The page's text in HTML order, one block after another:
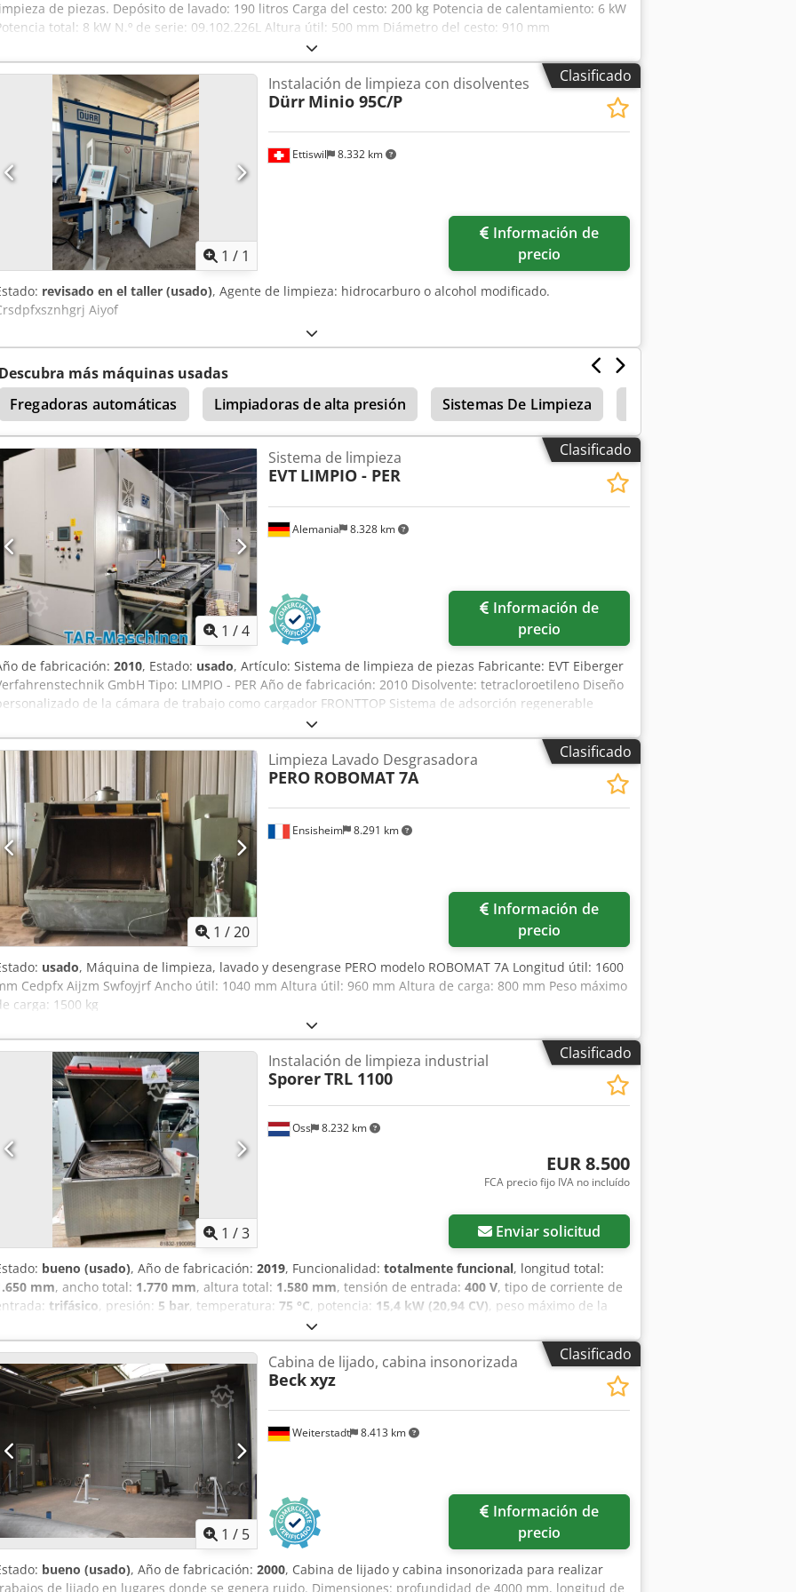
de piezas. Depósito de lavado: 190 litros Carga del cesto: 200 kg Potencia de calentamiento: 6 kW
total: 8 kW N.º de serie: 09.102.226L Altura útil: 500 mm Diámetro del cesto: 910 mm
Temperatura de calentamiento: 0-60 °C Puede visitarnos cuando desee. Con mucho gusto podemos
un servicio de transporte económico para usted. Recibirá una factura debidamente emitida.
Para clientes extranjeros, también se puede emitir una factura sin IVA. Requisito: un número de
identificación fiscal (NIF) válido. Salvo venta previa. Crsdpfx Aiezq Addoyof Visite nuestra tienda y consulte
nuestras otras ofertas. Los nombres de las empresas y las marcas comerciales mencionados son
propiedad de sus respectivos titulares y se utilizan únicamente para la identificación y descripción de los
productos. Pueden producirse desviaciones de las especificaciones técnicas, así como errores en la
descripción del artículo, y nos reservamos el derecho a modificarlas.
Clasificado
1 / 1
Ettiswil 8.332 km
Instalación de limpieza con disolventes
Dürr Minio 95C/P
precio
revisado en el taller (usado), Agente de limpieza: hidrocarburo o alcohol modificado.
Aiyof
Descubra más máquinas usadas
Fregadoras automáticas
Limpiadoras de alta presión Sistemas De Limpieza
Clasificado
1 /4
Alemania 8.328 km
Sistema de limpieza
EVT LIMPIO - PER
precio
de fabricación: 2010, Estado: usado, Artículo: Sistema de limpieza de piezas Fabricante: EVT Eiberger
GmbH Tipo: LIMPIO - PER Año de fabricación: 2010 Disolvente: tetracloroetileno Diseño
de la cámara de trabajo como cargador FRONTTOP Sistema de adsorción regenerable
Destilación continua del disolvente Sistema combinado de secado al vacío Limpieza por inmersión con
de circulación Sistema de rotación y oscilación de los cestos de piezas Sensor de límite de
concentración Control mediante pantalla táctil Unidad de diagnóstico remoto Sistema de pulverización
Csdpfx Aiozickzeysrf Segundo depósito de almacenamiento para disolventes Unidad de filtro
con secado del filtro Sistema de carga Válvulas de llenado y vaciado Conexión a la
destilación por lotes Aspiración para mantenimiento Sistema de suministro de aire comprimido autónomo
de plexiglás Conexión para la carga con rodillos Para obtener más información e
póngase en contacto con nosotros por correo electrónico: mail(at)
Clasificado
1 /20
Ensisheim 8.291 km
Limpieza Lavado Desgrasadora
PERO ROBOMAT 7A
precio
usado, Máquina de limpieza, lavado y desengrase PERO modelo ROBOMAT 7A Longitud útil: 1600
Cedpfx Aijzm Swfoyjrf Ancho útil: 1040 mm Altura útil: 960 mm Altura de carga: 800 mm Peso máximo
carga: 1500 kg
Clasificado
1 /3
Oss 8.232 km
Instalación de limpieza industrial
SporerTRL 1100
EUR 8.500
FCA precio fijo IVA no incluído
Enviar solicitud
bueno (usado), Año de fabricación: 2019, Funcionalidad: totalmente funcional, longitud total:
mm, ancho total: 1.770 mm, altura total: 1.580 mm, tensión de entrada: 400 V, tipo de corriente de
trifásico, presión: 5 bar, temperatura: 75 °C, potencia: 15,4 kW (20,94 CV), peso máximo de la
, diámetro de la jaula:
industrial para la limpieza y desengrase de piezas mediante un detergente alcalino. Máquina
íntegramente en acero inoxidable AISI 1.4301. Cuenta con paredes dobles con aislamiento entre
Cesto giratorio para piezas con boquillas pulverizadoras de detergente en la parte inferior y
Filtro integrado para la eliminación de impurezas gruesas. Equipada con una bomba de
detergente y una bomba de desagüe para poder evacuar el líquido de limpieza utilizado. Interruptores de
nivel en el depósito para detectar el nivel del líquido. Monitorización de posibles fugas. Cuadro de control
con lectura digital de la temperatura. El cuadro está equipado con una lámpara de señalización para
el estado. La máquina se encuentra en muy buen estado y puede utilizarse inmediatamente en su
de producción. Credpowfdpmofx Aiyef
Clasificado
1 / 5
Weiterstadt 8.413 km
Cabina de lijado, cabina insonorizada
Beckxyz
precio
bueno (usado), Año de fabricación: 2000, Cabina de lijado y cabina insonorizada para realizar
de lijado en lugares donde se genera ruido. Dimensiones: profundidad de 4000 mm, longitud de